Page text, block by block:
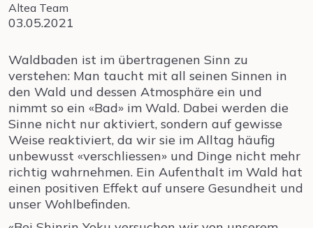
Altea Team
03.05.2021
Waldbaden ist im übertragenen Sinn zu
verstehen: Man taucht mit all seinen Sinnen in
den Wald und dessen Atmosphäre ein und
nimmt so ein «Bad» im Wald. Dabei werden die
Sinne nicht nur aktiviert, sondern auf gewisse
Weise reaktiviert, da wir sie im Alltag häufig
unbewusst «verschliessen» und Dinge nicht mehr
richtig wahrnehmen. Ein Aufenthalt im Wald hat
einen positiven Effekt auf unsere Gesundheit und
unser Wohlbefinden.